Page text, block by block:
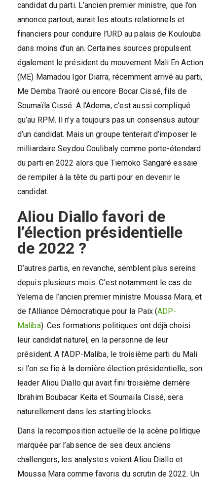
candidat du parti. L’ancien premier ministre, que l’on
annonce partout, aurait les atouts relationnels et
financiers pour conduire l’URD au palais de Koulouba
dans moins d’un an. Certaines sources propulsent
également le président du mouvement Mali En Action
(ME) Mamadou Igor Diarra, récemment arrivé au parti,
Me Demba Traoré ou encore Bocar Cissé, fils de
Soumaïla Cissé. A l’Adema, c’est aussi compliqué
qu’au RPM. Il n’y a toujours pas un consensus autour
d’un candidat. Mais un groupe tenterait d’imposer le
milliardaire Seydou Coulibaly comme porte-étendard
du parti en 2022 alors que Tiemoko Sangaré essaie
de rempiler à la tête du parti pour en devenir le
candidat.
Aliou Diallo favori de
l’élection présidentielle
de 2022 ?
D’autres partis, en revanche, semblent plus sereins
depuis plusieurs mois. C’est notamment le cas de
Yelema de l’ancien premier ministre Moussa Mara, et
de l’Alliance Démocratique pour la Paix (ADP-
Maliba). Ces formations politiques ont déjà choisi
leur candidat naturel, en la personne de leur
président. A l’ADP-Maliba, le troisième parti du Mali
si l’on se fie à la dernière élection présidentielle, son
leader Aliou Diallo qui avait fini troisième derrière
Ibrahim Boubacar Keita et Soumaïla Cissé, sera
naturellement dans les starting blocks.
Dans la recomposition actuelle de la scène politique
marquée par l’absence de ses deux anciens
challengers, les analystes voient Aliou Diallo et
Moussa Mara comme favoris du scrutin de 2022. Un